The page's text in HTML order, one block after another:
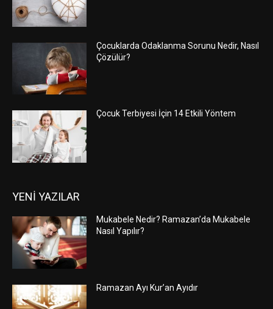
Çocuklarda Odaklanma Sorunu Nedir, Nasıl
Çözülür?
Çocuk Terbiyesi İçin 14 Etkili Yöntem
YENİ YAZILAR
Mukabele Nedir? Ramazan’da Mukabele
Nasıl Yapılır?
Ramazan Ayı Kur’an Ayıdır